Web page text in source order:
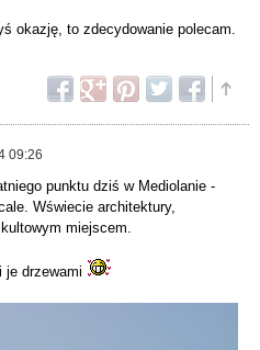
okazję, to zdecydowanie polecam.
09:26
punktu dziś w Mediolanie -
Wświecie architektury,
miejscem.
je drzewami